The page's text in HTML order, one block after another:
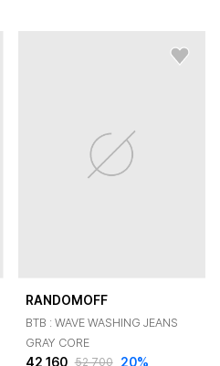
RANDOMOFF
BTB : WAVE WASHING JEANS
GRAY CORE
42,160 52,700 20%